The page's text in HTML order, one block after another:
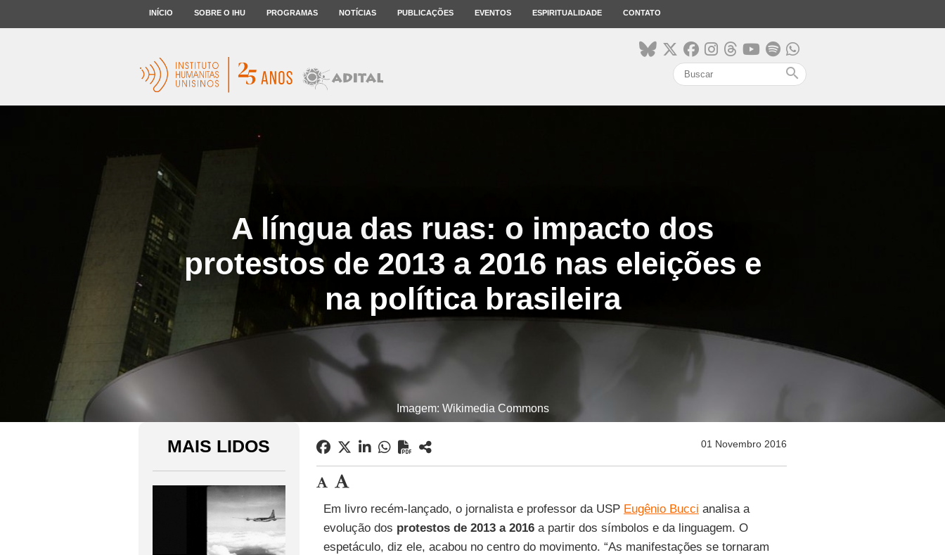
INÍCIO SOBRE O IHU PROGRAMAS NOTÍCIAS PUBLICAÇÕES EVENTOS ESPIRITUALIDADE CONTATO
search
A língua das ruas: o impacto dos
protestos de 2013 a 2016 nas eleições e
na política brasileira
Imagem: Wikimedia Commons
MAIS LIDOS 01 Novembro 2016
Em livro recém-lançado, o jornalista e professor da USP Eugênio Bucci analisa a
evolução dos protestos de 2013 a 2016a partir dos símbolos e da linguagem. O
espetáculo, diz ele, acabou no centro do movimento. “As manifestações se tornaram